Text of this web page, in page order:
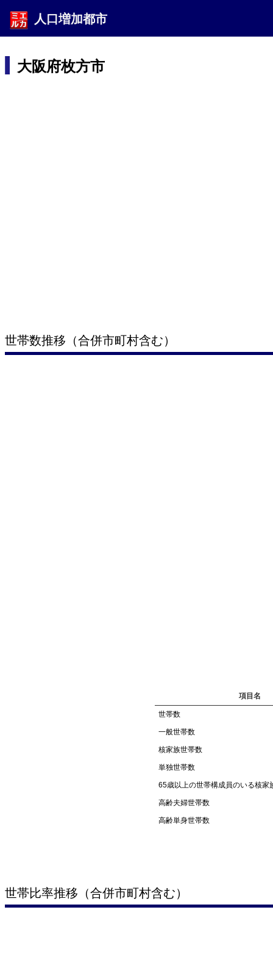
人口増加都市
大阪府枚方市
世帯数推移（合併市町村含む）
項目名
世帯数
一般世帯数
核家族世帯数
単独世帯数
65歳以上の世帯構成員のいる核家
高齢夫婦世帯数
高齢単身世帯数
世帯比率推移（合併市町村含む）